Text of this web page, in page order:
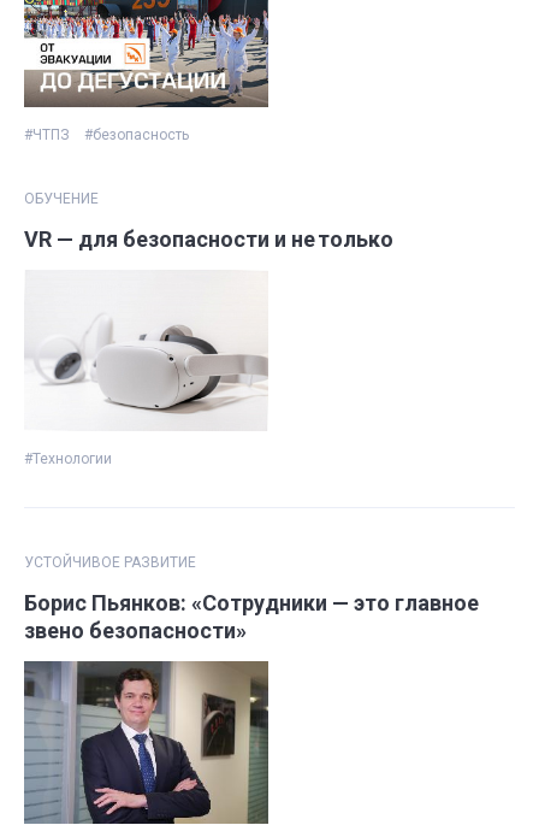
#ЧТПЗ #безопасность
ОБУЧЕНИЕ
VR — для безопасности и не только
#Технологии
УСТОЙЧИВОЕ РАЗВИТИЕ
Борис Пьянков: «Сотрудники — это главное
звено безопасности»